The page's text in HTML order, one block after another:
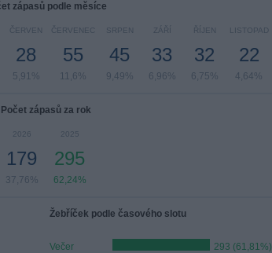
zápasů podle měsíce
ČERVEN
28
5,91%
ČERVENEC
55
11,6%
SRPEN
45
9,49%
ZÁŘÍ
33
6,96%
ŘÍJEN
32
6,75%
LISTOPAD
22
4,64%
Počet zápasů za rok
2026
179
37,76%
2025
295
62,24%
Žebříček podle časového slotu
Večer
293 (61,81%)